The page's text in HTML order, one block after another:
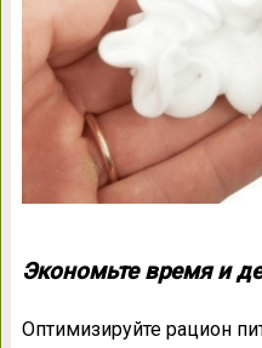
Экономьте время и
Оптимизируйте рацион